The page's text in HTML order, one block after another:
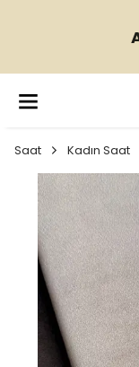
Saat Kadın Saat